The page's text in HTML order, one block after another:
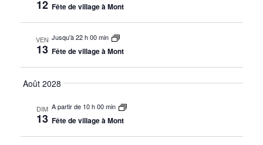
12 Fête de village à Mont
VEN
13
Jusqu'à 22 h 00 min
Fête de village à Mont
Août 2028
DIM
13
A partir de 10 h 00 min
Fête de village à Mont